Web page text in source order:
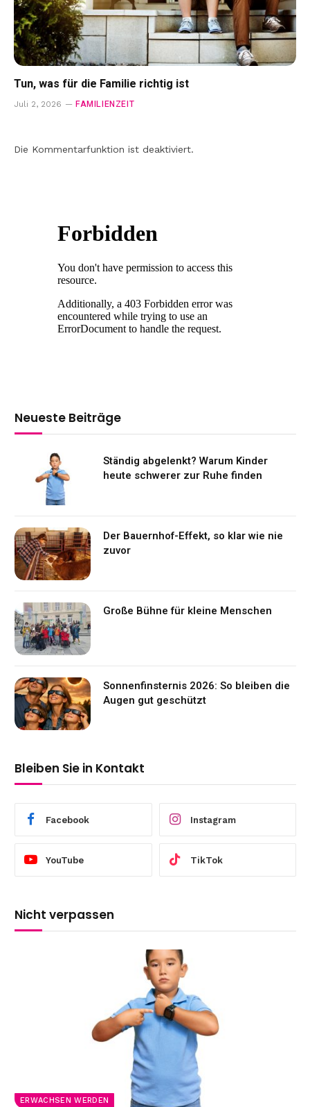
Tun, was für die Familie richtig ist
Juli 2, 2026 FAMILIENZEIT
Die Kommentarfunktion ist deaktiviert.
Neueste Beiträge
Ständig abgelenkt? Warum Kinder
heute schwerer zur Ruhe finden
Der Bauernhof-Effekt, so klar wie nie
zuvor
Große Bühne für kleine Menschen
Sonnenfinsternis 2026: So bleiben die
Augen gut geschützt
Bleiben Sie in Kontakt
Facebook Instagram
YouTube TikTok
Nicht verpassen
ERWACHSEN WERDEN